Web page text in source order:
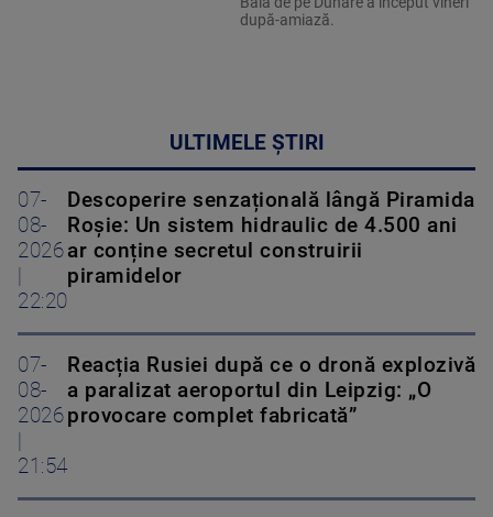
după-amiază.
ULTIMELE ȘTIRI
07-
08-
2026
22:20
Descoperire senzațională lângă Piramida
Roșie: Un sistem hidraulic de 4.500 ani
ar conține secretul construirii
piramidelor
07-
08-
2026
21:54
Reacția Rusiei după ce o dronă explozivă
a paralizat aeroportul din Leipzig: „O
provocare complet fabricată”